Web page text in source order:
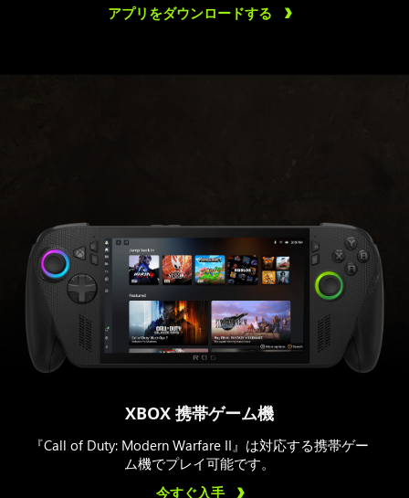
アプリをダウンロードする
XBOX 携帯ゲーム機
『Call of Duty: Modern Warfare II』は対応する携帯ゲー
ム機でプレイ可能です。
今すぐ入手